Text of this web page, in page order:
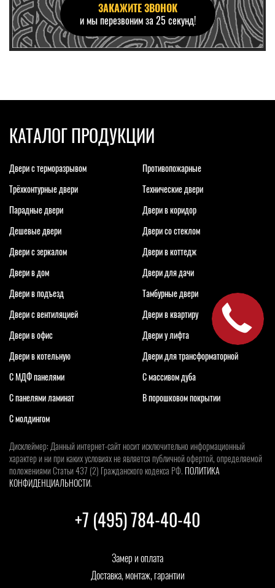
ЗАКАЖИТЕ ЗВОНОК
и мы перезвоним за 25 секунд!
+7 (495) 784-40-40
Замер и оплата
Доставка, монтаж, гарантии
КАТАЛОГ ПРОДУКЦИИ
Двери с терморазрывом
Противопожарные
Трёхконтурные двери
Технические двери
Парадные двери
Двери в коридор
Дешевые двери
Двери со стеклом
Двери с зеркалом
Двери в коттедж
Двери в дом
Двери для дачи
Двери в подъезд
Тамбурные двери
Двери с вентиляцией
Двери в квартиру
Двери в офис
Двери у лифта
Двери в котельную
Двери для трансформаторной
С МДФ панелями
С массивом дуба
С панелями ламинат
В порошковом покрытии
С молдингом
Дисклеймер: Данный интернет-сайт носит исключительно информационный
характер и ни при каких условиях не является публичной офертой, определяемой
положениями Статьи 437 (2) Гражданского кодекса РФ. ПОЛИТИКА
КОНФИДЕНЦИАЛЬНОСТИ.